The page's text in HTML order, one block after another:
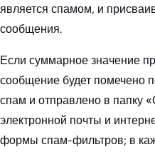
является спамом, и
сообщения.
Если суммарное значение
сообщение будет помечено
спам и отправлено в папку
электронной почты и
формы спам-фильтров; в